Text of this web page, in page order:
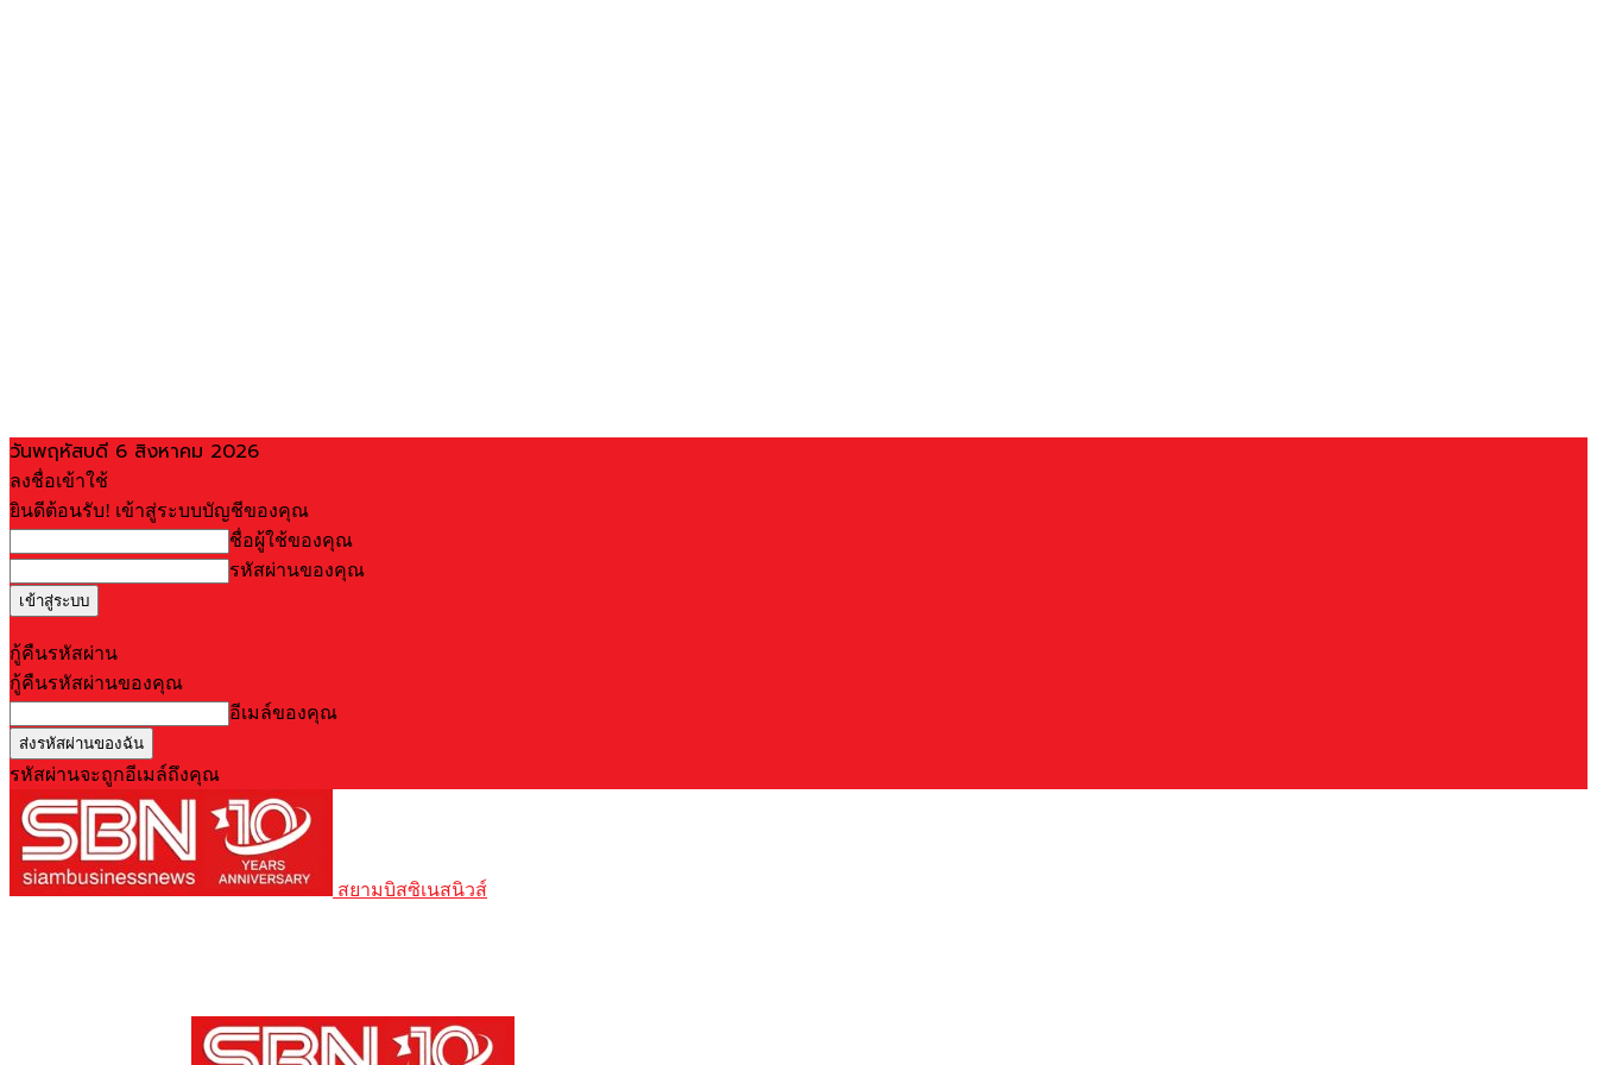
วันพฤหัสบดี 6 สิงหาคม 2026
ลงชื่อเข้าใช้
ยินดีต้อนรับ! เข้าสู่ระบบบัญชีของคุณ
ชื่อผู้ใช้ของคุณ
รหัสผ่านของคุณ
กู้คืนรหัสผ่าน
กู้คืนรหัสผ่านของคุณ
อีเมล์ของคุณ
รหัสผ่านจะถูกอีเมล์ถึงคุณ
สยามบิสซิเนสนิวส์